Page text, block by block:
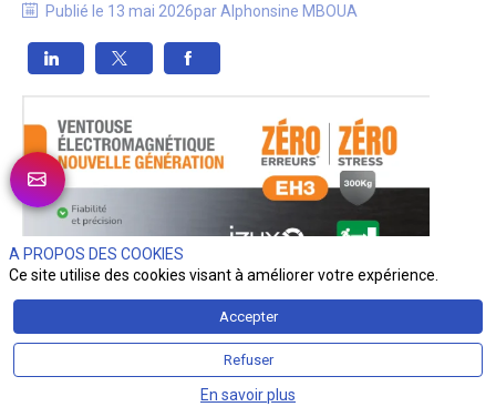
Publié le 13 mai 2026parAlphonsine MBOUA
A PROPOS DES COOKIES
Ce site utilise des cookies visant à améliorer votre expérience.
Accepter
Refuser
En savoir plus